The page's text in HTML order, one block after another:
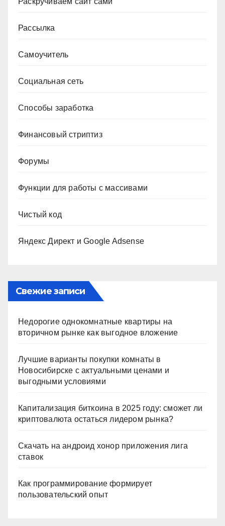
Рассылка
Самоучитель
Социальная сеть
Способы заработка
Финансовый стриптиз
Форумы
Функции для работы с массивами
Чистый код
Яндекс Директ и Google Adsense
Свежие записи
Недорогие однокомнатные квартиры на
вторичном рынке как выгодное вложение
Лучшие варианты покупки комнаты в
Новосибирске с актуальными ценами и
выгодными условиями
Капитализация биткоина в 2025 году: сможет ли
криптовалюта остаться лидером рынка?
Скачать на андроид хонор приложения лига
ставок
Как программирование формирует
пользовательский опыт